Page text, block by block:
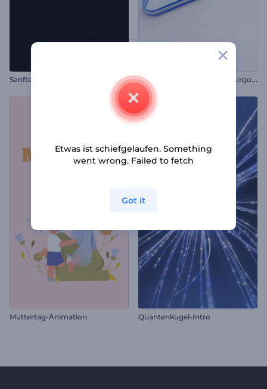
Sanftes Licht Logo Reveal S
auberes, mehrschichtige Logo-Reveal
Muttertag-Animation Quantenkugel-Intro
Etwas ist schiefgelaufen. Something
went wrong. Failed to fetch
Got it